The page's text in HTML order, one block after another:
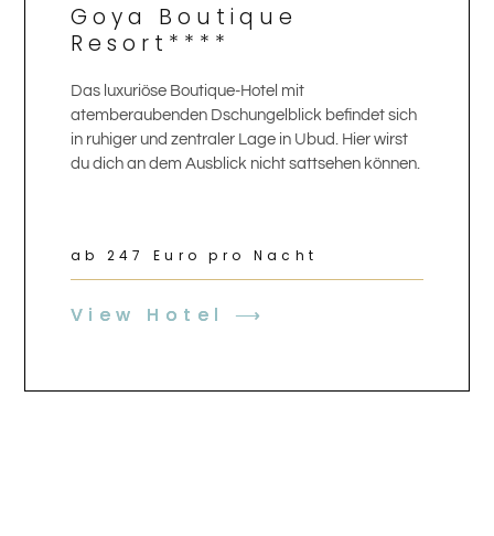
Goya Boutique
Resort****
Das luxuriöse Boutique-Hotel mit
atemberaubenden Dschungelblick befindet sich
in ruhiger und zentraler Lage in Ubud. Hier wirst
du dich an dem Ausblick nicht sattsehen können.
ab 247 Euro pro Nacht
View Hotel ⟶